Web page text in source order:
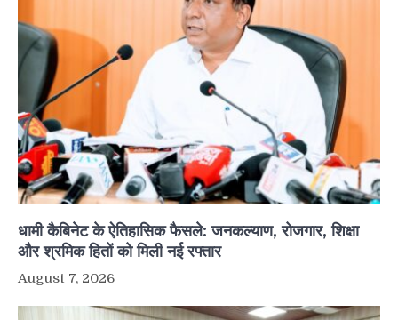
धामी कैबिनेट के ऐतिहासिक फैसले: जनकल्याण, रोजगार, शिक्षा
और श्रमिक हितों को मिली नई रफ्तार
August 7, 2026